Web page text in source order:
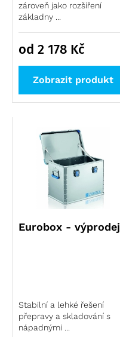
zároveň jako rozšíření
základny ...
od 2 178 Kč
Zobrazit produkt
Eurobox - výprodej
Stabilní a lehké řešení
přepravy a skladování s
nápadnými ...